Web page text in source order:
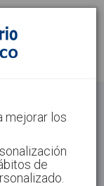
Regístrate
mejorar los
de